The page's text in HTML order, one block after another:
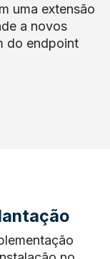
uma extensão
a novos
do endpoint